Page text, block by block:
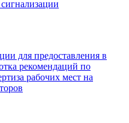
для предоставления в
рекомендаций по
рабочих мест на